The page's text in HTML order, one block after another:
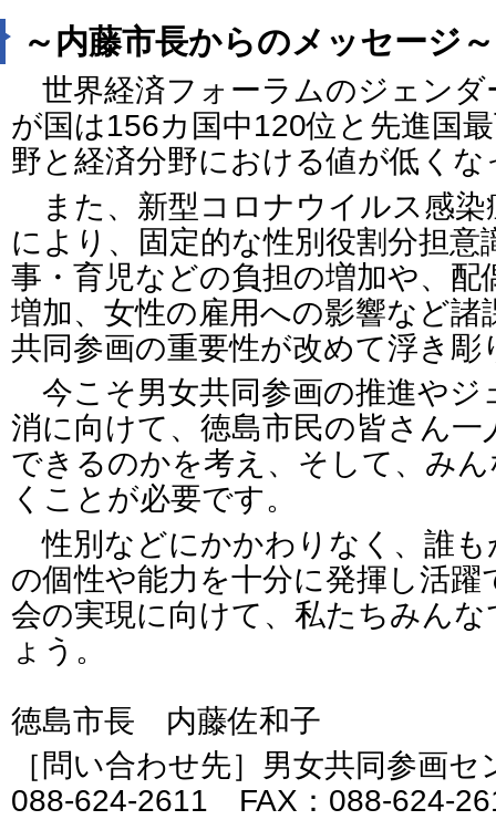
～内藤市長からのメッセージ～
世界経済フォーラムのジェンダ
が国は156カ国中120位と先進国
野と経済分野における値が低く
また、新型コロナウイルス感染
により、固定的な性別役割分担意
事・育児などの負担の増加や、
増加、女性の雇用への影響など諸
共同参画の重要性が改めて浮き
今こそ男女共同参画の推進やジ
消に向けて、徳島市民の皆さん一
できるのかを考え、そして、み
くことが必要です。
性別などにかかわりなく、誰も
の個性や能力を十分に発揮し活躍
会の実現に向けて、私たちみん
ょう。
徳島市長 内藤佐和子
［問い合わせ先］男女共同参画
088-624-2611 FAX：088-624-